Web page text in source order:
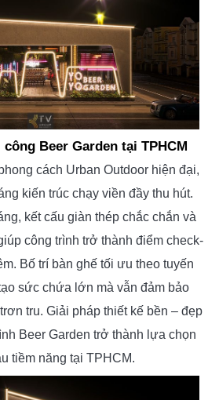
Beer Garden tại TPHCM
cách Urban Outdoor hiện đại,
kiến trúc chạy viền đầy thu hút.
kết cấu giàn thép chắc chắn và
công trình trở thành điểm check-
Bố trí bàn ghế tối ưu theo tuyến
sức chứa lớn mà vẫn đảm bảo
tru. Giải pháp thiết kế bền – đẹp
Beer Garden trở thành lựa chọn
tiềm năng tại TPHCM.